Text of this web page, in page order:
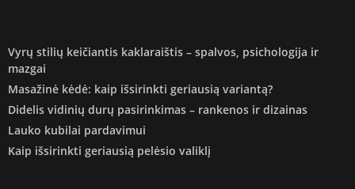
Vyrų stilių keičiantis kaklaraištis – spalvos, psichologija ir
mazgai
Masažinė kėdė: kaip išsirinkti geriausią variantą?
Didelis vidinių durų pasirinkimas – rankenos ir dizainas
Lauko kubilai pardavimui
Kaip išsirinkti geriausią pelėsio valiklį